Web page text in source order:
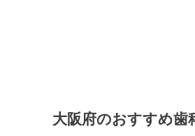
大阪府のおすすめ歯